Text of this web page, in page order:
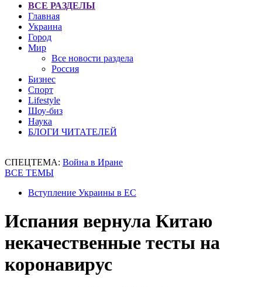
ВСЕ РАЗДЕЛЫ
Главная
Украина
Город
Мир
Все новости раздела
Россия
Бизнес
Спорт
Lifestyle
Шоу-биз
Наука
БЛОГИ ЧИТАТЕЛЕЙ
СПЕЦТЕМА: Война в Иране
ВСЕ ТЕМЫ
Вступление Украины в ЕС
Испания вернула Китаю
некачественные тесты на
коронавирус